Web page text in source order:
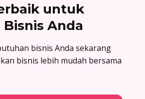
untuk
Bisnis Anda
bisnis Anda sekarang
bisnis lebih mudah bersama